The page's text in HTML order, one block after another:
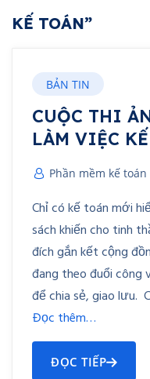
KẾ TOÁN”
BẢN TIN
CUỘC THI
LÀM VIỆC
Phần mềm kế toán
Chỉ có kế toán mới
sách khiến cho tinh
đích gắn kết cộng
đang theo đuổi
để chia sẻ, giao lưu.
Đọc thêm…
ĐỌC TIẾP